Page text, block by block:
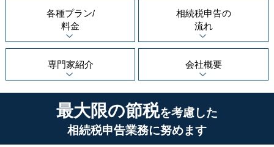
各種プラン/
料金
相続税申告の
流れ
専門家紹介 会社概要
最大限の節税を考慮した
相続税申告業務に努めます